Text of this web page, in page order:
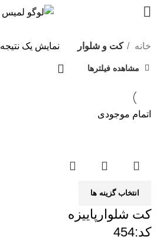
خانه کت و شلوار نمایش یک نتیجه
مشاهده فیلترها
اتمام موجودی
انتخاب گزینه ها
کت شلوارپاییزه
کد:454